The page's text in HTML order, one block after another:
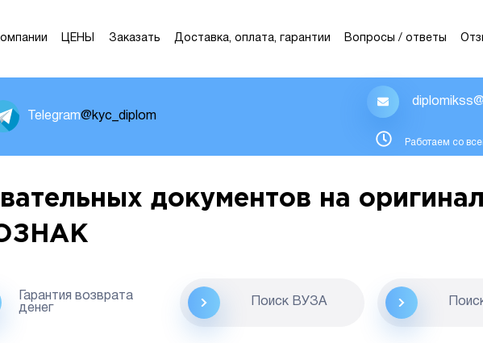
ЦЕНЫ Заказать Доставка, оплата, гарантии Вопросы / ответы
Telegram@kyc_diplom
Работаем со
документов на
Гарантия возврата
денег
Поиск ВУЗА